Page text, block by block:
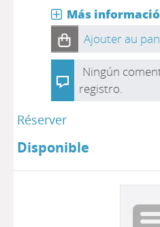
Más
Ajouter au
Ningún
registro.
Réserver
Disponible